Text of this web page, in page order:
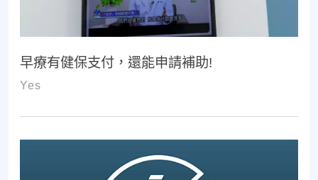
早療有健保支付，還能申請補助!
Yes